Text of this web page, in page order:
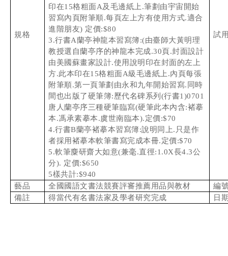
規格
印在15格粗面A及毛邊紙上.筆劃由宇宙開始
習寫內頁附筆順.每頁左上方有使用方式.適合
進階朋友) 定價:$80
3.行書A蘭亭神龍本習寫簿:(由臺師大黃明理
教授選自蘭亭序的神龍本完成.30頁.封面設計
由美國蘇畫家設計.使用說明印在封面的左上
方.此本印在15格粗面A級毛邊紙上.內頁每張
附筆順.第一頁筆劃由永和九年開始習寫.同時
間也出版了硬筆簿:歷代名碑系列(行書1)0701
唐人蘭亭序三種硬筆臨寫(硬筆此本內含:褚摹
本.馮承素摹本.虞世南臨本).定價:$70
4.行書B蘭亭褚摹本習寫簿:說明同上.只是作
者採用褚摹本軟筆書寫完成本冊.定價:$70
5.軟筆麋研齋大如意(兼毫.直徑:1.0X長4.3公
分). 定價:$650
5樣共計:$940
試
藝品 全國國語文書法競賽評審推薦用品與教材
編
備註
得當代有名書法家及學者研究完成 日